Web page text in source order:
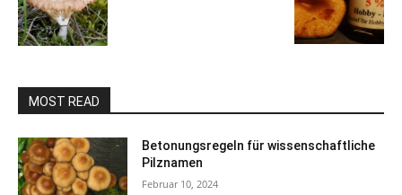
MOST READ
Betonungsregeln für wissenschaftliche
Pilznamen
Februar 10, 2024